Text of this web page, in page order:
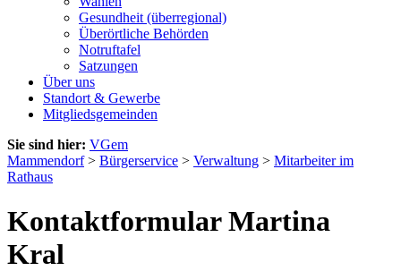
Gesundheit (überregional)
Überörtliche Behörden
Notruftafel
Satzungen
Über uns
Standort & Gewerbe
Mitgliedsgemeinden
Sie sind hier: VGem
Mammendorf> Bürgerservice > Verwaltung > Mitarbeiter im
Rathaus
Kontaktformular Martina
Kral